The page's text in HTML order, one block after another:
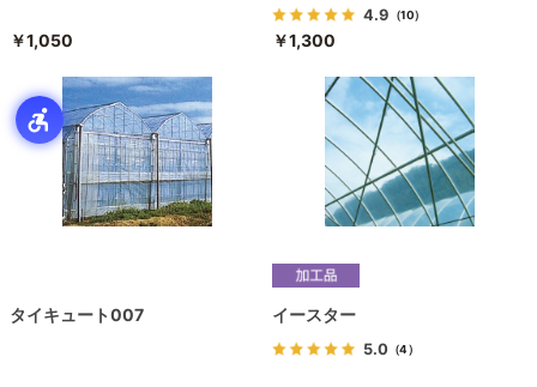
￥1,050
4.9 （10）
￥1,300
タイキュート007 イースター
5.0 （4）